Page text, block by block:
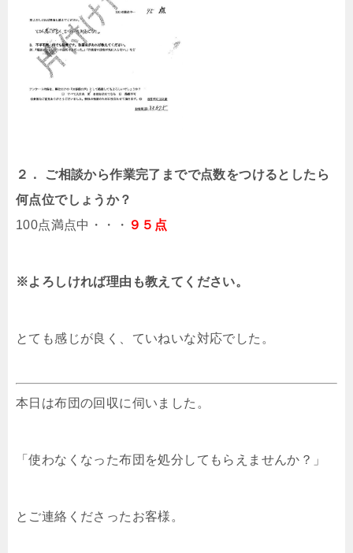
２． ご相談から作業完了までで点数をつけるとしたら
何点位でしょうか？
100点満点中・・・ ９５点
※よろしければ理由も教えてください。
とても感じが良く、ていねいな対応でした。
本日は布団の回収に伺いました。
「使わなくなった布団を処分してもらえませんか？」
とご連絡くださったお客様。